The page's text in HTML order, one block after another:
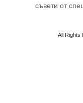
съвети от
All Rights